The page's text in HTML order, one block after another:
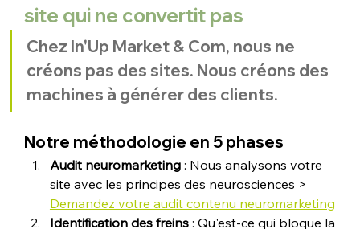
site qui ne convertit pas
Chez In'Up Market & Com, nous ne
créons pas des sites. Nous créons des
machines à générer des clients.
Notre méthodologie en 5 phases
Audit neuromarketing : Nous analysons votre
site avec les principes des neurosciences >
Demandez votre audit contenu neuromarketing
Identification des freins : Qu'est-ce qui bloque la